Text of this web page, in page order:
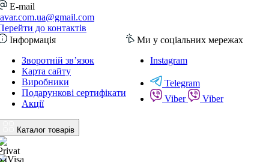
E-mail
до контактів
Інформація
Зворотній зв’язок
Карта сайту
Виробники
Подарункові сертифікати
Акції
Каталог товарів
Ми у соціальних мережах
Instagram
Telegram
Viber
Viber